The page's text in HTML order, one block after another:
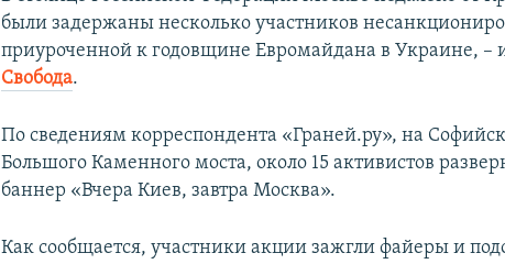
были задержаны несколько участников
приуроченной к годовщине Евромайдана в Украине, –
Свобода.
По сведениям корреспондента «Граней.ру», на
Большого Каменного моста, около 15 активистов
баннер «Вчера Киев, завтра Москва».
Как сообщается, участники акции зажгли файеры и